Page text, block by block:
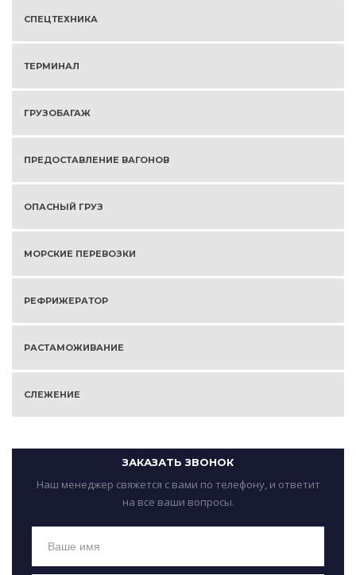
СПЕЦТЕХНИКА
ТЕРМИНАЛ
ГРУЗОБАГАЖ
ПРЕДОСТАВЛЕНИЕ ВАГОНОВ
ОПАСНЫЙ ГРУЗ
МОРСКИЕ ПЕРЕВОЗКИ
РЕФРИЖЕРАТОР
РАСТАМОЖИВАНИЕ
СЛЕЖЕНИЕ
ЗАКАЗАТЬ ЗВОНОК
Наш менеджер свяжется с вами по телефону, и ответит
на все ваши вопросы.